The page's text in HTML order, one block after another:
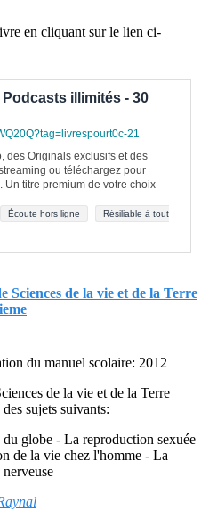
en cliquant sur le lien ci-
illimités - 30
21
des Originals exclusifs et des
ou téléchargez pour
titre premium de votre choix
Écoute hors ligne
Résiliable à tout
Sciences de la vie et de la Terre
du manuel scolaire: 2012
de la vie et de la Terre
sujets suivants:
globe - La reproduction sexuée
de la vie chez l'homme - La